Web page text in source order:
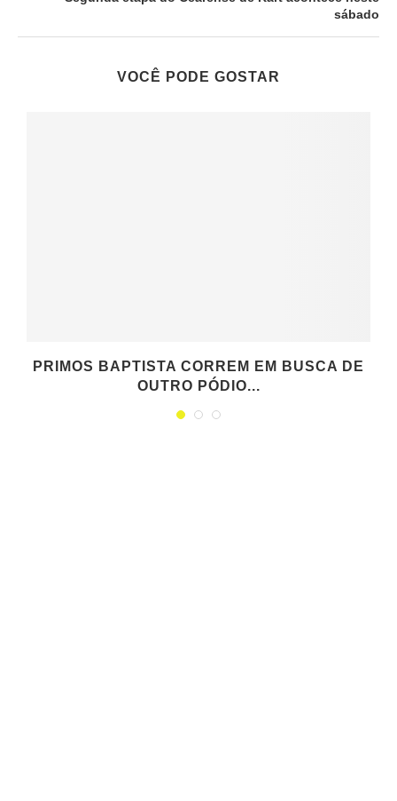
sábado
VOCÊ PODE GOSTAR
PRIMOS BAPTISTA CORREM EM BUSCA DE
OUTRO PÓDIO...